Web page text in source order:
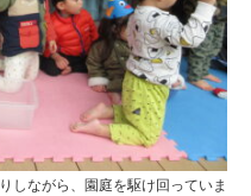
しながら、園庭を駆け回っていま